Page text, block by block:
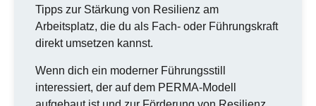
Tipps zur Stärkung von Resilienz am
Arbeitsplatz, die du als Fach- oder Führungskraft
direkt umsetzen kannst.
Wenn dich ein moderner Führungsstill
interessiert, der auf dem PERMA-Modell